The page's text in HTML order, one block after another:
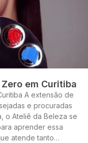
em Curitiba
A extensão de
e procuradas
o Ateliê da Beleza se
aprender essa
atende tanto…